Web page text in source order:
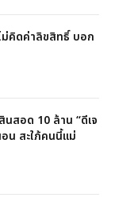
ม่คิดค่าลิขสิทธิ์ บอก
นสอด 10 ล้าน “ดีเจ
น สะใภ้คนนี้แม่